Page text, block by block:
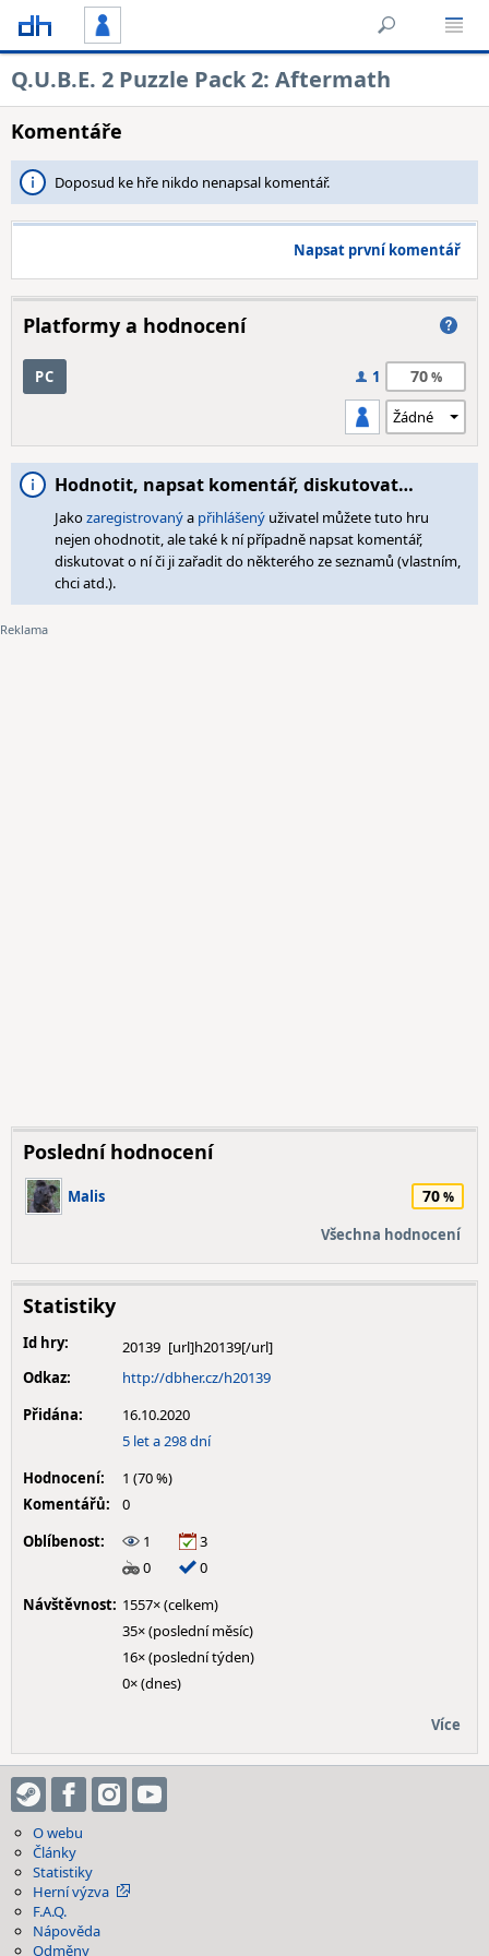
Q.U.B.E. 2 Puzzle Pack 2: Aftermath
Komentáře
Doposud ke hře nikdo nenapsal komentář.
Napsat první komentář
Platformy a hodnocení
PC 1 70
Hodnotit, napsat komentář, diskutovat…
Jakozaregistrovanýa přihlášený uživatel můžete tuto hru
nejen ohodnotit, ale také k ní případně napsat komentář,
diskutovat o ní či ji zařadit do některého ze seznamů (vlastním,
chci atd.).
Poslední hodnocení
Malis 70
Všechna hodnocení
Statistiky
Id hry:
20139
Odkaz:
http://dbher.cz/h20139
Přidána:
16.10.2020
5 let a 298 dní
Hodnocení:
1 (70 %)
Komentářů:
0
Oblíbenost:
1
3
0
0
Návštěvnost: 1557× (celkem)
35× (poslední měsíc)
16× (poslední týden)
0× (dnes)
Více
O webu
Články
Statistiky
Herní výzva
F.A.Q.
Nápověda
Odměny